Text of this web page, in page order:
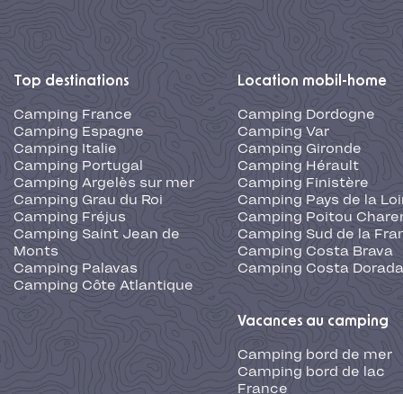
Top destinations
Camping France
Camping Espagne
Camping Italie
Camping Portugal
Camping Argelès sur mer
Camping Grau du Roi
Camping Fréjus
Camping Saint Jean de
Monts
Camping Palavas
Camping Côte Atlantique
Location mobil-home
Camping Dordogne
Camping Var
Camping Gironde
Camping Hérault
Camping Finistère
Camping Pays de la
Camping Poitou
Camping Sud de la
Camping Costa Brava
Camping Costa Dorada
Vacances au camping
Camping bord de mer
Camping bord de lac
France